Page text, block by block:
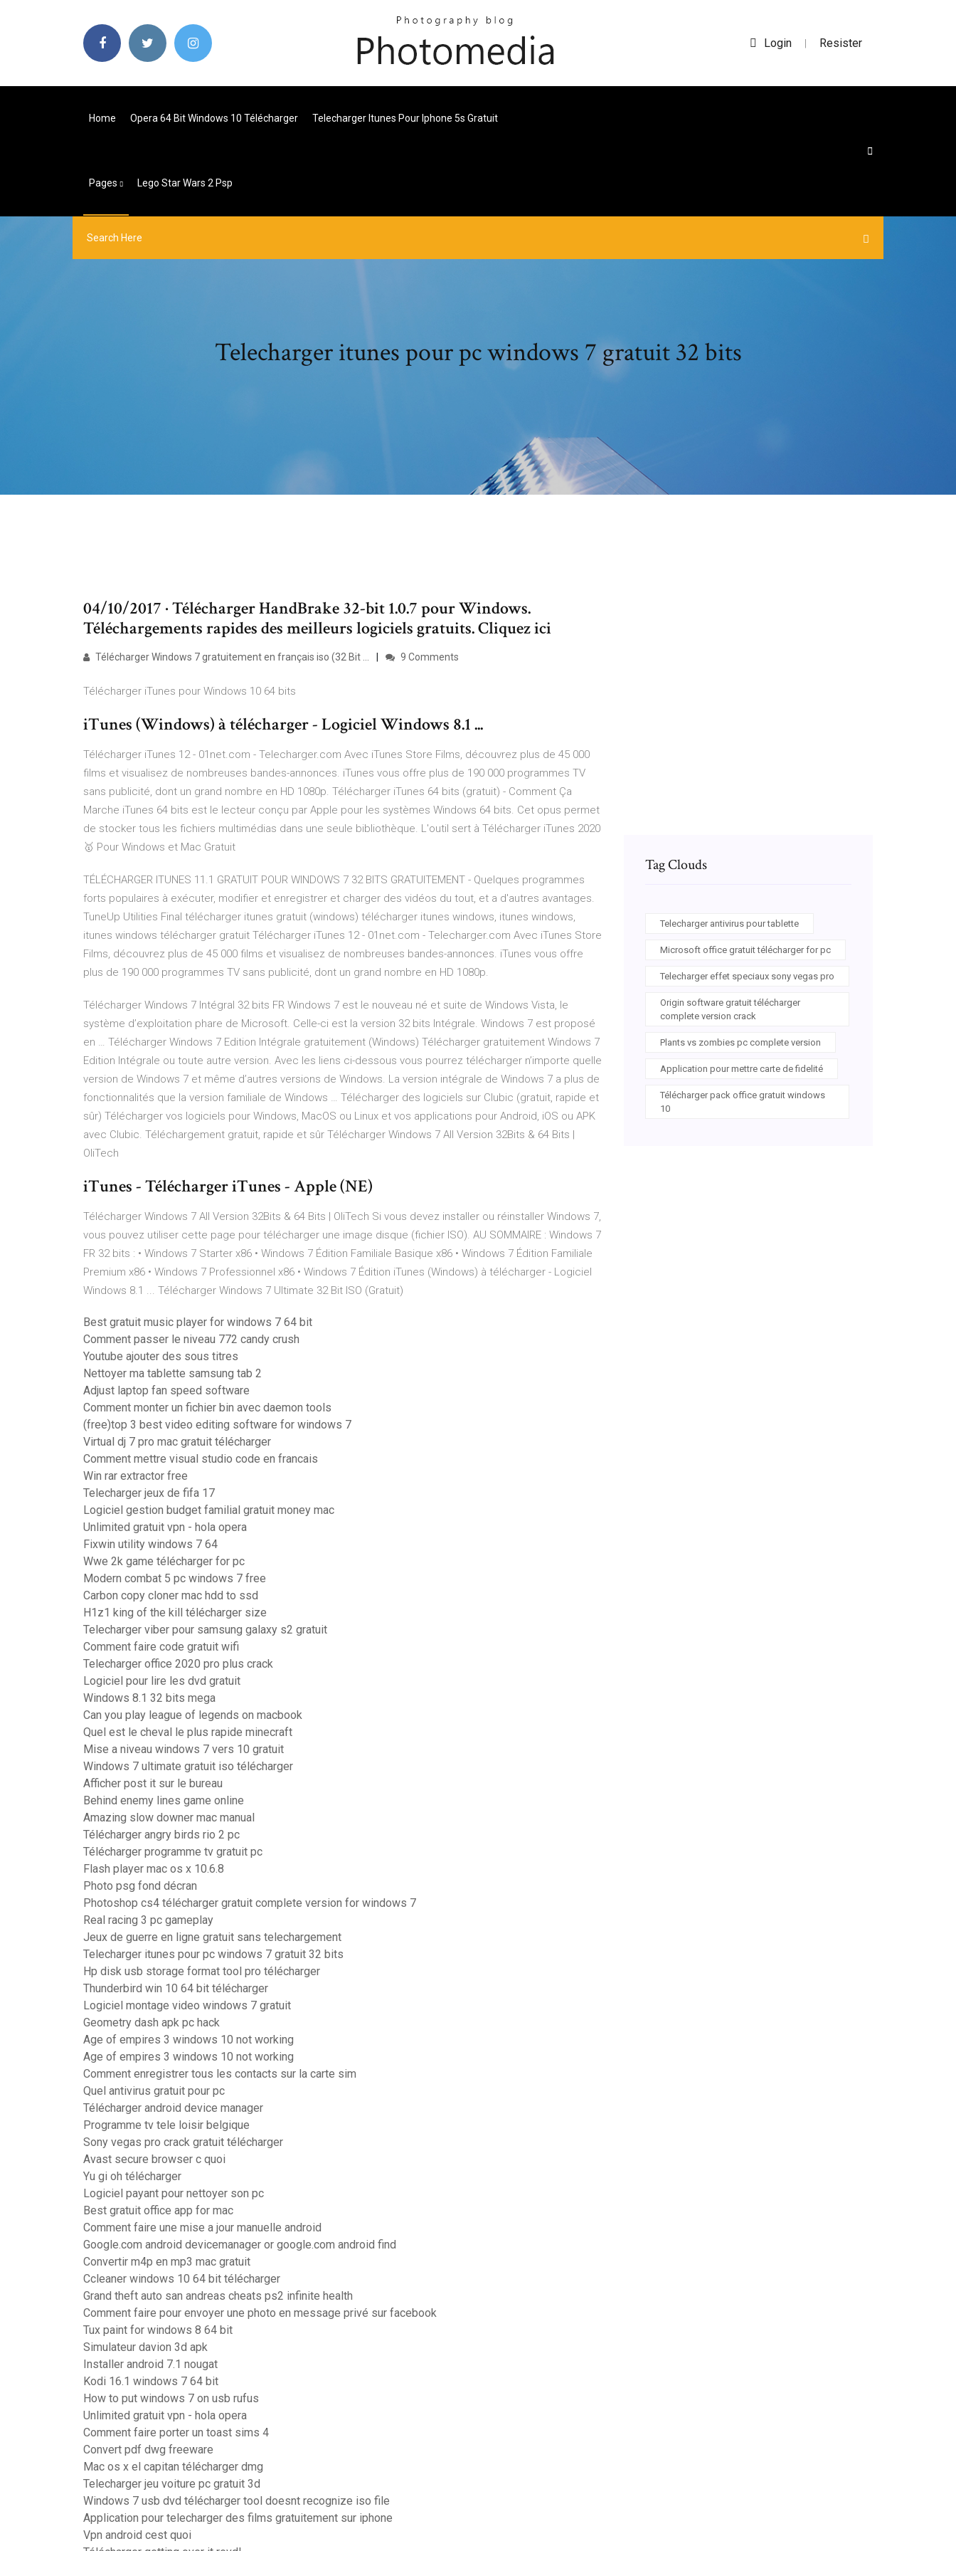
Login | Resister
Home Opera 64 Bit Windows 10 Télécharger Telecharger Itunes Pour Iphone 5s Gratuit
Pages Lego Star Wars 2 Psp
Telecharger itunes pour pc windows 7 gratuit 32 bits
04/10/2017 · Télécharger HandBrake 32-bit 1.0.7 pour Windows.
Téléchargements rapides des meilleurs logiciels gratuits. Cliquez ici
Télécharger Windows 7 gratuitement en français iso (32 Bit ... 9 Comments
Télécharger iTunes pour Windows 10 64 bits
iTunes (Windows) à télécharger - Logiciel Windows 8.1 ...
Télécharger iTunes 12 - 01net.com - Telecharger.com Avec iTunes Store Films, découvrez plus de 45 000
films et visualisez de nombreuses bandes-annonces. iTunes vous offre plus de 190 000 programmes TV
sans publicité, dont un grand nombre en HD 1080p. Télécharger iTunes 64 bits (gratuit) - Comment Ça
Marche iTunes 64 bits est le lecteur conçu par Apple pour les systèmes Windows 64 bits. Cet opus permet
de stocker tous les fichiers multimédias dans une seule bibliothèque. L'outil sert à Télécharger iTunes 2020
🥇 Pour Windows et Mac Gratuit
TÉLÉCHARGER ITUNES 11.1 GRATUIT POUR WINDOWS 7 32 BITS GRATUITEMENT - Quelques programmes
forts populaires à exécuter, modifier et enregistrer et charger des vidéos du tout, et a d'autres avantages.
TuneUp Utilities Final télécharger itunes gratuit (windows) télécharger itunes windows, itunes windows,
itunes windows télécharger gratuit Télécharger iTunes 12 - 01net.com - Telecharger.com Avec iTunes Store
Films, découvrez plus de 45 000 films et visualisez de nombreuses bandes-annonces. iTunes vous offre
plus de 190 000 programmes TV sans publicité, dont un grand nombre en HD 1080p.
Télécharger Windows 7 Intégral 32 bits FR Windows 7 est le nouveau né et suite de Windows Vista, le
système d’exploitation phare de Microsoft. Celle-ci est la version 32 bits Intégrale. Windows 7 est proposé
en … Télécharger Windows 7 Edition Intégrale gratuitement (Windows) Télécharger gratuitement Windows 7
Edition Intégrale ou toute autre version. Avec les liens ci-dessous vous pourrez télécharger n’importe quelle
version de Windows 7 et même d’autres versions de Windows. La version intégrale de Windows 7 a plus de
fonctionnalités que la version familiale de Windows … Télécharger des logiciels sur Clubic (gratuit, rapide et
sûr) Télécharger vos logiciels pour Windows, MacOS ou Linux et vos applications pour Android, iOS ou APK
avec Clubic. Téléchargement gratuit, rapide et sûr Télécharger Windows 7 All Version 32Bits & 64 Bits |
OliTech
iTunes - Télécharger iTunes - Apple (NE)
Télécharger Windows 7 All Version 32Bits & 64 Bits | OliTech Si vous devez installer ou réinstaller Windows 7,
vous pouvez utiliser cette page pour télécharger une image disque (fichier ISO). AU SOMMAIRE : Windows 7
FR 32 bits : • Windows 7 Starter x86 • Windows 7 Édition Familiale Basique x86 • Windows 7 Édition Familiale
Premium x86 • Windows 7 Professionnel x86 • Windows 7 Édition iTunes (Windows) à télécharger - Logiciel
Windows 8.1 ... Télécharger Windows 7 Ultimate 32 Bit ISO (Gratuit)
Best gratuit music player for windows 7 64 bit
Comment passer le niveau 772 candy crush
Youtube ajouter des sous titres
Nettoyer ma tablette samsung tab 2
Adjust laptop fan speed software
Comment monter un fichier bin avec daemon tools
(free)top 3 best video editing software for windows 7
Virtual dj 7 pro mac gratuit télécharger
Comment mettre visual studio code en francais
Win rar extractor free
Telecharger jeux de fifa 17
Logiciel gestion budget familial gratuit money mac
Unlimited gratuit vpn - hola opera
Fixwin utility windows 7 64
Wwe 2k game télécharger for pc
Modern combat 5 pc windows 7 free
Carbon copy cloner mac hdd to ssd
H1z1 king of the kill télécharger size
Telecharger viber pour samsung galaxy s2 gratuit
Comment faire code gratuit wifi
Telecharger office 2020 pro plus crack
Logiciel pour lire les dvd gratuit
Windows 8.1 32 bits mega
Can you play league of legends on macbook
Quel est le cheval le plus rapide minecraft
Mise a niveau windows 7 vers 10 gratuit
Windows 7 ultimate gratuit iso télécharger
Afficher post it sur le bureau
Behind enemy lines game online
Amazing slow downer mac manual
Télécharger angry birds rio 2 pc
Télécharger programme tv gratuit pc
Flash player mac os x 10.6.8
Photo psg fond décran
Photoshop cs4 télécharger gratuit complete version for windows 7
Real racing 3 pc gameplay
Jeux de guerre en ligne gratuit sans telechargement
Telecharger itunes pour pc windows 7 gratuit 32 bits
Hp disk usb storage format tool pro télécharger
Thunderbird win 10 64 bit télécharger
Logiciel montage video windows 7 gratuit
Geometry dash apk pc hack
Age of empires 3 windows 10 not working
Age of empires 3 windows 10 not working
Comment enregistrer tous les contacts sur la carte sim
Quel antivirus gratuit pour pc
Télécharger android device manager
Programme tv tele loisir belgique
Sony vegas pro crack gratuit télécharger
Avast secure browser c quoi
Yu gi oh télécharger
Logiciel payant pour nettoyer son pc
Best gratuit office app for mac
Comment faire une mise a jour manuelle android
Google.com android devicemanager or google.com android find
Convertir m4p en mp3 mac gratuit
Ccleaner windows 10 64 bit télécharger
Grand theft auto san andreas cheats ps2 infinite health
Comment faire pour envoyer une photo en message privé sur facebook
Tux paint for windows 8 64 bit
Simulateur davion 3d apk
Installer android 7.1 nougat
Kodi 16.1 windows 7 64 bit
How to put windows 7 on usb rufus
Unlimited gratuit vpn - hola opera
Comment faire porter un toast sims 4
Convert pdf dwg freeware
Mac os x el capitan télécharger dmg
Telecharger jeu voiture pc gratuit 3d
Windows 7 usb dvd télécharger tool doesnt recognize iso file
Application pour telecharger des films gratuitement sur iphone
Vpn android cest quoi
Tag Clouds
Telecharger antivirus pour tablette
Microsoft office gratuit télécharger for pc
Telecharger effet speciaux sony vegas pro
Origin software gratuit télécharger
complete version crack
Plants vs zombies pc complete version
Application pour mettre carte de fidelité
Télécharger pack office gratuit windows
10